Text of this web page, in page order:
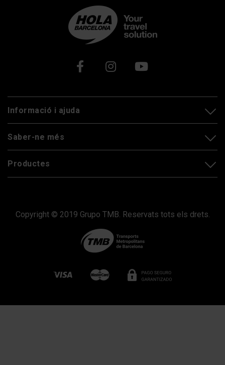
Xarxes socials
Informació i ajuda
Saber-ne més
Productes
Copyright © 2019 Grupo TMB. Reservats tots els drets.